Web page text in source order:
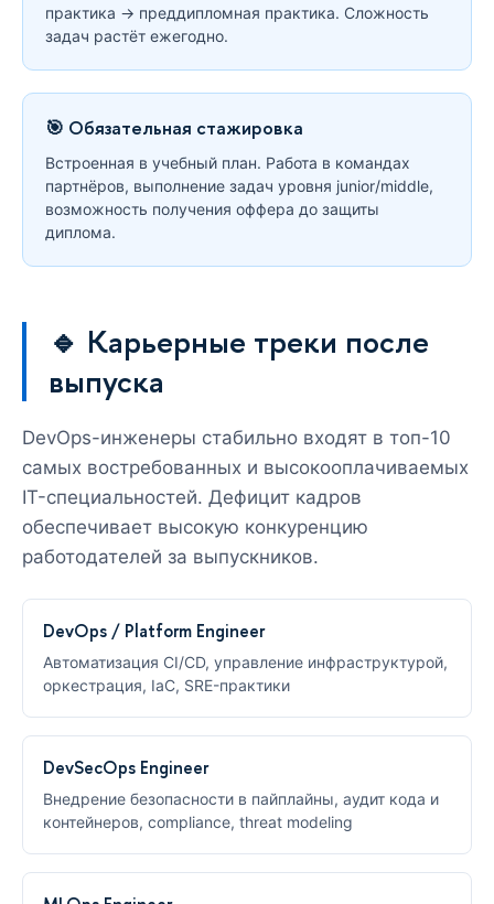
практика → преддипломная практика. Сложность
задач растёт ежегодно.
🎯 Обязательная стажировка
Встроенная в учебный план. Работа в командах
партнёров, выполнение задач уровня junior/middle,
возможность получения оффера до защиты
диплома.
🔹 Карьерные треки после
выпуска
DevOps-инженеры стабильно входят в топ-10
самых востребованных и высокооплачиваемых
IT-специальностей. Дефицит кадров
обеспечивает высокую конкуренцию
работодателей за выпускников.
DevOps / Platform Engineer
Автоматизация CI/CD, управление инфраструктурой,
оркестрация, IaC, SRE-практики
DevSecOps Engineer
Внедрение безопасности в пайплайны, аудит кода и
контейнеров, compliance, threat modeling